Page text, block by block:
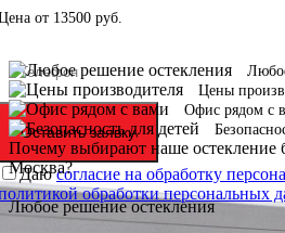
от 13500 руб.
Оставить заявку
Даюсогласие на обработку
обработки персональных
Цены
Офис рядом с
Почему выбирают наше остекление
Москва?
Любое решение остекления